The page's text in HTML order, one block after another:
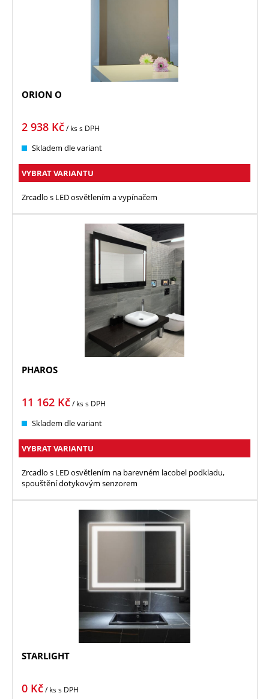
ORION O
2 938 Kč/ kss DPH
Skladem dle variant
VYBRAT VARIANTU
Zrcadlo s LED osvětlením a vypínačem
PHAROS
11 162 Kč/ kss DPH
Skladem dle variant
VYBRAT VARIANTU
Zrcadlo s LED osvětlením na barevném lacobel podkladu,
spouštění dotykovým senzorem
STARLIGHT
0 Kč/ kss DPH